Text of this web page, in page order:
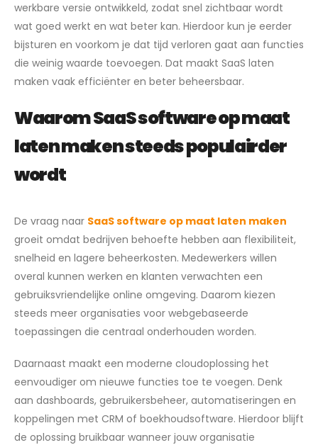
werkbare versie ontwikkeld, zodat snel zichtbaar wordt
wat goed werkt en wat beter kan. Hierdoor kun je eerder
bijsturen en voorkom je dat tijd verloren gaat aan functies
die weinig waarde toevoegen. Dat maakt SaaS laten
maken vaak efficiënter en beter beheersbaar.
Waarom SaaS software op maat
laten maken steeds populairder
wordt
De vraag naar SaaS software op maat laten maken
groeit omdat bedrijven behoefte hebben aan flexibiliteit,
snelheid en lagere beheerkosten. Medewerkers willen
overal kunnen werken en klanten verwachten een
gebruiksvriendelijke online omgeving. Daarom kiezen
steeds meer organisaties voor webgebaseerde
toepassingen die centraal onderhouden worden.
Daarnaast maakt een moderne cloudoplossing het
eenvoudiger om nieuwe functies toe te voegen. Denk
aan dashboards, gebruikersbeheer, automatiseringen en
koppelingen met CRM of boekhoudsoftware. Hierdoor blijft
de oplossing bruikbaar wanneer jouw organisatie